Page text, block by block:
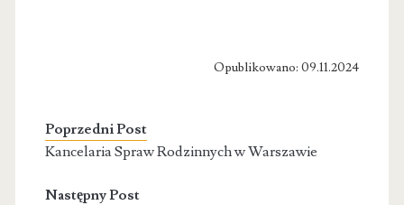
Opublikowano: 09.11.2024
Poprzedni Post
Kancelaria Spraw Rodzinnych w Warszawie
Następny Post